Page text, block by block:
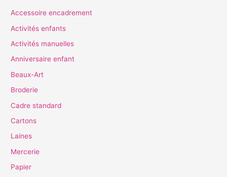
Accessoire encadrement
Activités enfants
Activités manuelles
Anniversaire enfant
Beaux-Art
Broderie
Cadre standard
Cartons
Laines
Mercerie
Papier